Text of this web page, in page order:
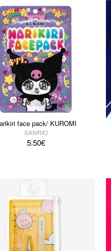
face pack/ KUROMI
SANRIO
5.50€